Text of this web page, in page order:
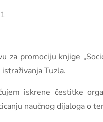
za promociju knjige
Tuzla.
iskrene čestitke
naučnog dijaloga o